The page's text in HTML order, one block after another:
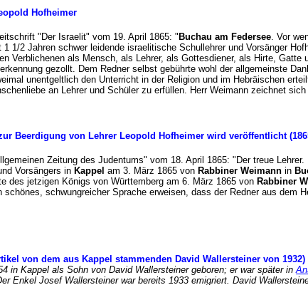
Hofheimer
"Der Israelit" vom 19. April 1865: " Buchau am Federsee. Vor
1 1/2 Jahren schwer leidende israelitische Schullehrer und Vorsänger
Verblichenen als Mensch, als Lehrer, als Gottesdiener, als Hirte,
gezollt. Dem Redner selbst gebührte wohl der allgemeinste
unentgeltlich den Unterricht in der Religion und im Hebräischen
an Lehrer und Schüler zu erfüllen. Herr Weimann zeichnet
Beerdigung von Lehrer Leopold Hofheimer wird veröffentlicht
Zeitung des Judentums" vom 18. April 1865: "Der treue Lehrer.
Vorsängers in Kappel am 3. März 1865 von Rabbiner Weimann in
des jetzigen Königs von Württemberg am 6. März 1865 von Rabbiner
schönes, schwungreicher Sprache erweisen, dass der Redner aus dem
von dem aus Kappel stammenden David Wallersteiner von 1932)
in Kappel als Sohn von David Wallersteiner geboren; er war später in
Enkel Josef Wallersteiner war bereits 1933 emigriert. David